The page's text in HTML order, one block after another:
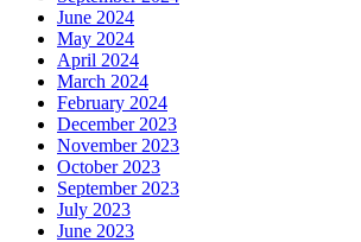
June 2024
May 2024
April 2024
March 2024
February 2024
December 2023
November 2023
October 2023
September 2023
July 2023
June 2023